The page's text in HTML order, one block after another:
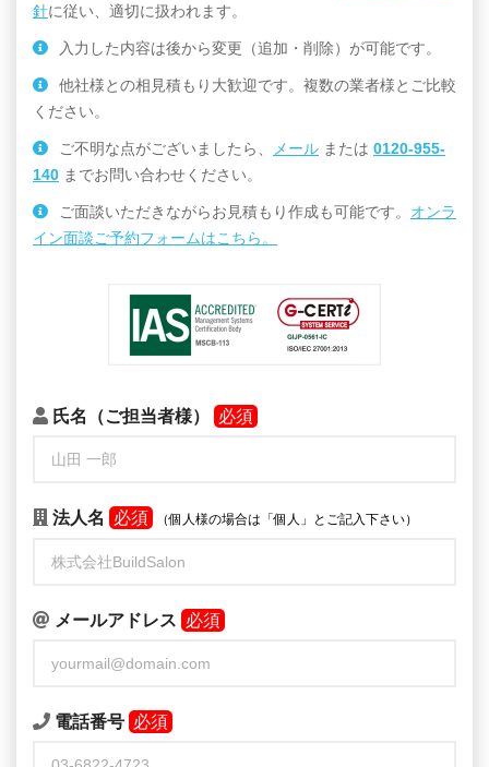
針に従い、適切に扱われます。
入力した内容は後から変更（追加・削除）が可能です。
他社様との相見積もり大歓迎です。複数の業者様とご比較
ください。
ご不明な点がございましたら、 メール または 0120-955-
140 までお問い合わせください。
ご面談いただきながらお見積もり作成も可能です。 オンラ
イン面談ご予約フォームはこちら。
氏名（ご担当者様） 必須
法人名 必須 （個人様の場合は「個人」とご記入下さい）
メールアドレス 必須
電話番号 必須